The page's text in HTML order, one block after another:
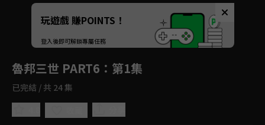
Unmute
如有不便請見諒
玩遊戲 賺POINTS！
登入後即可解鎖專屬任務
魯邦三世 PART6 ：第1集
已完結 / 共 24 集